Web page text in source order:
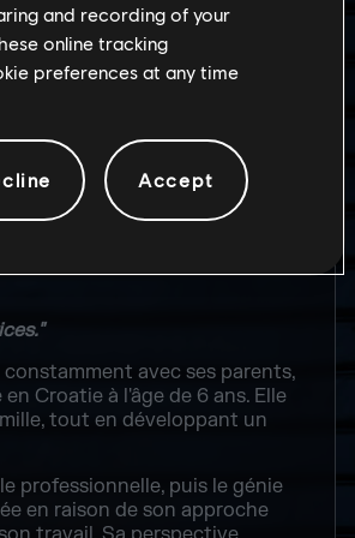
Croatie
avec ses parents,
Croatie à l'âge de 6 ans. Elle
tout en développant un
professionnelle, puis le génie
en raison de son approche
and recording of your
online tracking
preferences at any time
Accept